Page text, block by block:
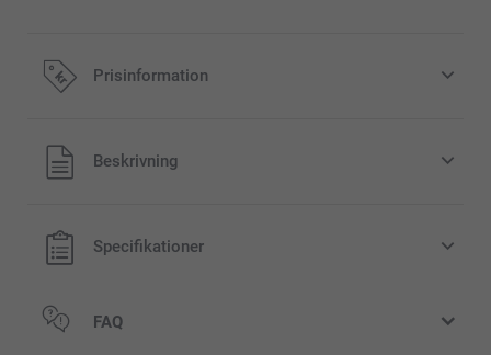
Prisinformation
Alla priser är i svenska kronor (SEK), inklusive moms och
exklusive porto.
Beskrivning
Specifikationer
FAQ